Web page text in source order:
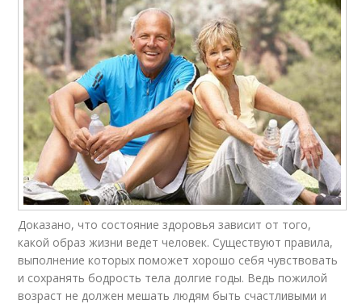
Доказано, что состояние здоровья зависит от того,
какой образ жизни ведет человек. Существуют правила,
выполнение которых поможет хорошо себя чувствовать
и сохранять бодрость тела долгие годы. Ведь пожилой
возраст не должен мешать людям быть счастливыми и